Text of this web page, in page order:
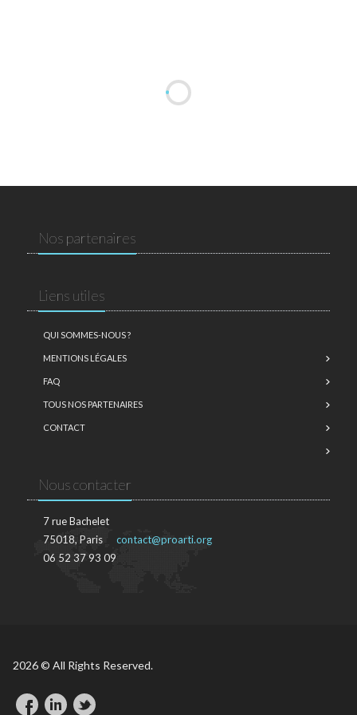
Nos partenaires
Liens utiles
QUI SOMMES-NOUS ?
MENTIONS LÉGALES
FAQ
TOUS NOS PARTENAIRES
CONTACT
Nous contacter
7 rue Bachelet
75018, Paris
06 52 37 93 09
contact@proarti.org
2026 © All Rights Reserved.